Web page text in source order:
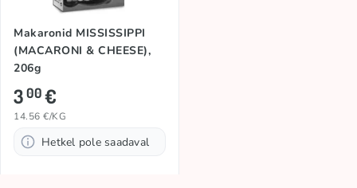
Makaronid MISSISSIPPI
(MACARONI & CHEESE),
206g
300€
14.56 €/KG
Hetkel pole saadaval